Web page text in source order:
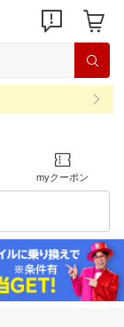
myクーポン